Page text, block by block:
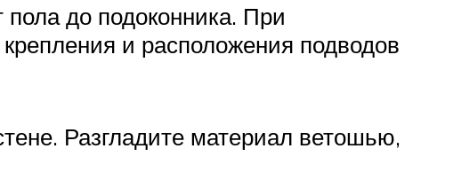
до подоконника. При
и расположения подводов
Разгладите материал ветошью,